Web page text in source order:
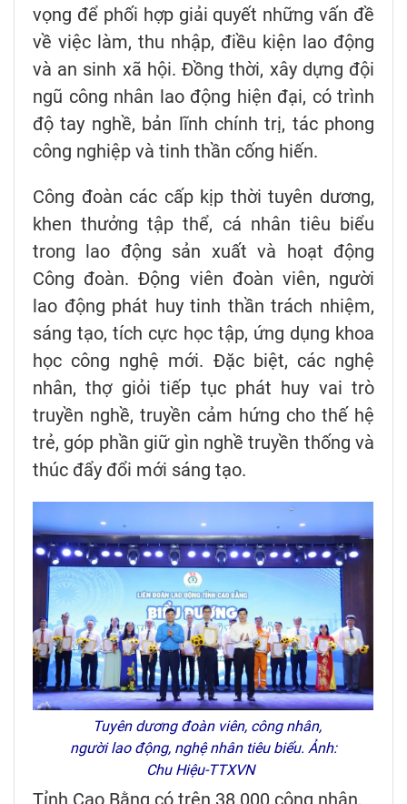
vọng để phối hợp giải quyết những vấn đề
về việc làm, thu nhập, điều kiện lao động
và an sinh xã hội. Đồng thời, xây dựng đội
ngũ công nhân lao động hiện đại, có trình
độ tay nghề, bản lĩnh chính trị, tác phong
công nghiệp và tinh thần cống hiến.
Công đoàn các cấp kịp thời tuyên dương,
khen thưởng tập thể, cá nhân tiêu biểu
trong lao động sản xuất và hoạt động
Công đoàn. Động viên đoàn viên, người
lao động phát huy tinh thần trách nhiệm,
sáng tạo, tích cực học tập, ứng dụng khoa
học công nghệ mới. Đặc biệt, các nghệ
nhân, thợ giỏi tiếp tục phát huy vai trò
truyền nghề, truyền cảm hứng cho thế hệ
trẻ, góp phần giữ gìn nghề truyền thống và
thúc đẩy đổi mới sáng tạo.
Tuyên dương đoàn viên, công nhân,
người lao động, nghệ nhân tiêu biểu. Ảnh:
Chu Hiệu-TTXVN
Tỉnh Cao Bằng có trên 38.000 công nhân,